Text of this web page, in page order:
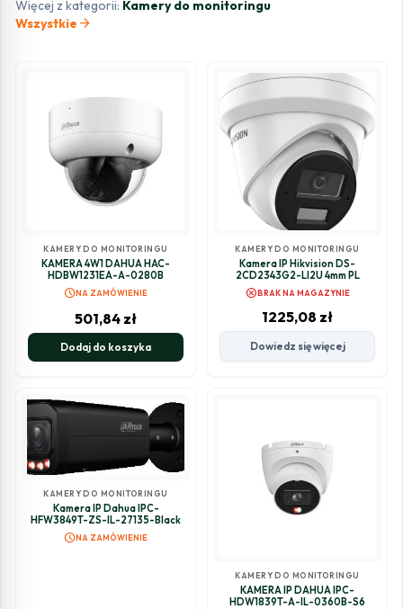
Więcej z kategorii: Kamery do monitoringu
Wszystkie arrow_forward
KAMERY DO MONITORINGU
KAMERA 4W1 DAHUA HAC-
HDBW1231EA-A-0280B
scheduleNA ZAMÓWIENIE
501,84 zł
Dodaj do koszyka
KAMERY DO MONITORINGU
Kamera IP Hikvision DS-
2CD2343G2-LI2U 4mm PL
cancelBRAK NA MAGAZYNIE
1225,08 zł
Dowiedz się więcej
KAMERY DO MONITORINGU
Kamera IP Dahua IPC-
HFW3849T-ZS-IL-27135-Black
scheduleNA ZAMÓWIENIE
KAMERY DO MONITORINGU
KAMERA IP DAHUA IPC-
HDW1839T-A-IL-0360B-S6